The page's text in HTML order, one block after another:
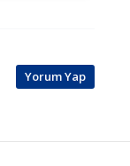
Yorum Yap